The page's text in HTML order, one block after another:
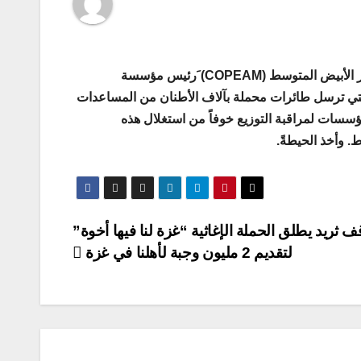
كتب الرئيس السابق للهيئة التنفيذية لجميع وسائل الإعلام الرسمية لدول البحر الأبيض المتوسط (COPEAM) َرئيس مؤسسة
ترسل طائرات محملة بآلاف الأطنان من المساعدات
لمراقبة التوزيع خوفاً من استغلال هذه
وأخذ الحيطةً.
ثريد يطلق الحملة الإغاثية “غزة لنا فيها أخوة”
لتقديم 2 مليون وجبة لأهلنا في غزة